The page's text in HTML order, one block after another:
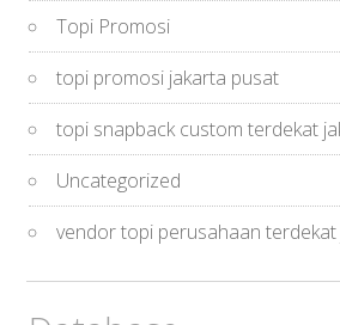
Topi Promosi
topi promosi jakarta pusat
topi snapback custom terdekat
Uncategorized
vendor topi perusahaan terdekat